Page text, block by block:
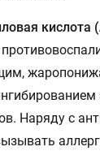
кислота
Наряду с